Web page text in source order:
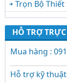
Trọn Bộ
HỖ TRỢ
Mua hàng :
Hỗ trợ kỹ